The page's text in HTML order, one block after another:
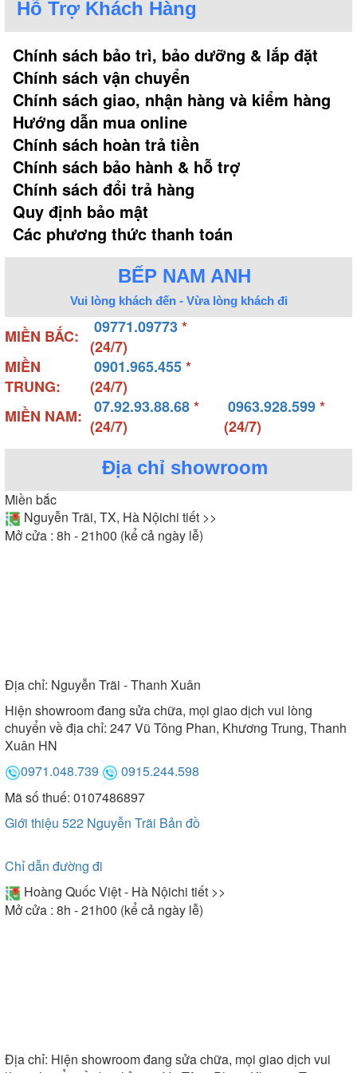
ẩm, nhiệt độ cho người xông hơi. Máy bao gồm
phần vỏ, bộ biến đổi điện áp với các mức công suất
khác nhau. Kết hợp với đó là thanh điện trở biến
điện thành nhiệt làm nóng nước trong bể chứa, sau
đó nước sẽ được đun sôi thành dạng hơi theo
đường ống đi vào phòng xông.
Máy xông hơi ướt Harvia sở hữu kiểu dáng tinh tế
- Máy xông hơi khô Harvia: Là dòng máy cung cấp
nhiệt khô cho phòng xông hơi bằng biện pháp
truyền nhiệt trực tiếp. Cấu tạo của máy bao gồm
phần vỏ máy bảo vệ, bộ biến áp giúp biến đổi công
suất điện năng. Sau đó cung cấp điện tác động đến
dây mayso và làm dây mayso nóng lên sau đó sử
dụng nước đổ trực tiếp vào các dây này để sinh ra
nhiệt xông hơi.
Máy xông hơi khô Harvia sở hữu thiết kế đẹp mắt
3. Cấu tạo
Cấu tạo chung của máy xông hơi Harvia bao gồm
phòng xông hơi.
Hỗ Trợ Khách Hàng
Chính sách bảo trì, bảo dưỡng & lắp đặt
Chính sách vận chuyển
Chính sách giao, nhận hàng và kiểm hàng
Hướng dẫn mua online
Chính sách hoàn trả tiền
Chính sách bảo hành & hỗ trợ
Chính sách đổi trả hàng
Quy định bảo mật
Các phương thức thanh toán
BẾP NAM ANH
Vui lòng khách đến - Vừa lòng khách đi
MIỀN BẮC: 09771.09773*
(24/7)
MIỀN
TRUNG:
0901.965.455*
(24/7)
MIỀN NAM:
07.92.93.88.68*
(24/7)
0963.928.599*
(24/7)
Địa chỉ showroom
Miền bắc
Nguyễn Trãi, TX, Hà Nộichi tiết >>
Mở cửa : 8h - 21h00 (kể cả ngày lễ)
Địa chỉ: Nguyễn Trãi - Thanh Xuân
Hiện showroom đang sửa chữa, mọi giao dịch vui lòng
chuyển về địa chỉ: 247 Vũ Tông Phan, Khương Trung, Thanh
Xuân HN
0971.048.739
0915.244.598
Mã số thuế: 0107486897
Giới thiệu 522 Nguyễn Trãi Bản đồ
Chỉ dẫn đường đi
Hoàng Quốc Việt - Hà Nộichi tiết >>
Mở cửa : 8h - 21h00 (kể cả ngày lễ)
Địa chỉ: Hiện showroom đang sửa chữa, mọi giao dịch vui